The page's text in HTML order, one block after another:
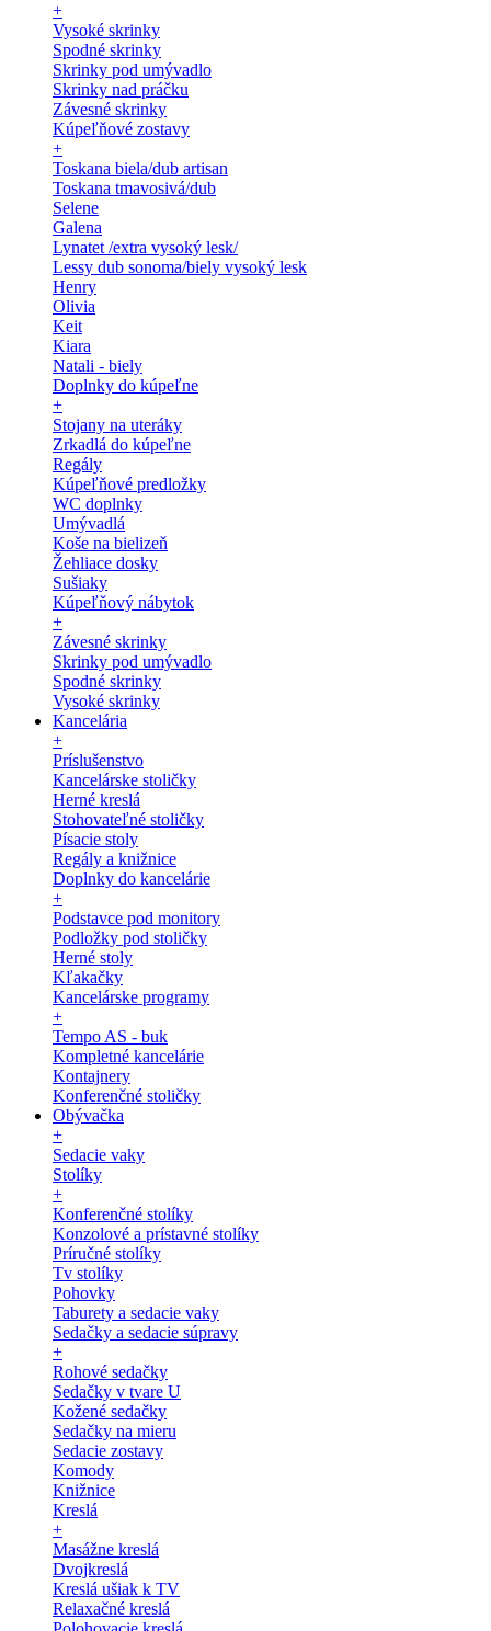
+
Vysoké skrinky
Spodné skrinky
Skrinky pod umývadlo
Skrinky nad práčku
Závesné skrinky
Kúpeľňové zostavy
+
Toskana biela/dub artisan
Toskana tmavosivá/dub
Selene
Galena
Lynatet /extra vysoký lesk/
Lessy dub sonoma/biely vysoký lesk
Henry
Olivia
Keit
Kiara
Natali - biely
Doplnky do kúpeľne
+
Stojany na uteráky
Zrkadlá do kúpeľne
Regály
Kúpeľňové predložky
WC doplnky
Umývadlá
Koše na bielizeň
Žehliace dosky
Sušiaky
Kúpeľňový nábytok
+
Závesné skrinky
Skrinky pod umývadlo
Spodné skrinky
Vysoké skrinky
Kancelária
+
Príslušenstvo
Kancelárske stoličky
Herné kreslá
Stohovateľné stoličky
Písacie stoly
Regály a knižnice
Doplnky do kancelárie
+
Podstavce pod monitory
Podložky pod stoličky
Herné stoly
Kľakačky
Kancelárske programy
+
Tempo AS - buk
Kompletné kancelárie
Kontajnery
Konferenčné stoličky
Obývačka
+
Sedacie vaky
Stolíky
+
Konferenčné stolíky
Konzolové a prístavné stolíky
Príručné stolíky
Tv stolíky
Pohovky
Taburety a sedacie vaky
Sedačky a sedacie súpravy
+
Rohové sedačky
Sedačky v tvare U
Kožené sedačky
Sedačky na mieru
Sedacie zostavy
Komody
Knižnice
Kreslá
+
Masážne kreslá
Dvojkreslá
Kreslá ušiak k TV
Relaxačné kreslá